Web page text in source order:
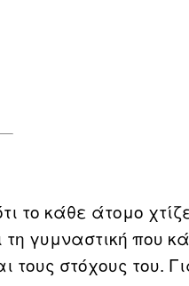
το κάθε άτομο
γυμναστική που
τους στόχους του.